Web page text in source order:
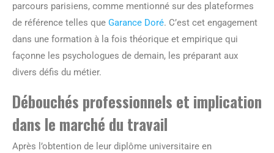
parcours parisiens, comme mentionné sur des plateformes
de référence telles que Garance Doré. C’est cet engagement
dans une formation à la fois théorique et empirique qui
façonne les psychologues de demain, les préparant aux
divers défis du métier.
Débouchés professionnels et implication
dans le marché du travail
Après l’obtention de leur diplôme universitaire en